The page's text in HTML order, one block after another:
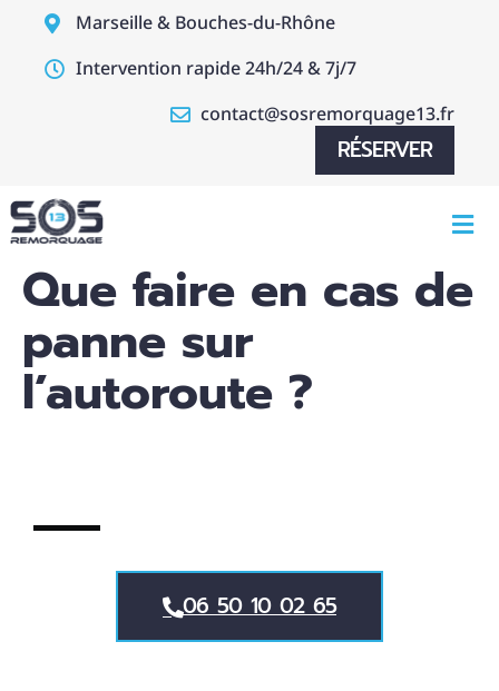
Marseille & Bouches-du-Rhône
Intervention rapide 24h/24 & 7j/7
contact@sosremorquage13.fr
RÉSERVER
Que faire en cas de
panne sur
l’autoroute ?
06 50 10 02 65